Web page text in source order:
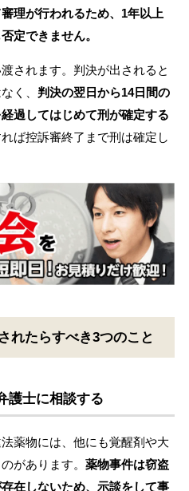
理が行われるため、1年以上
定できません。
されます。判決が出されると
く、 判決の翌日から14日間の
過してはじめて刑が確定する
ば控訴審終了まで刑は確定し
れたらすべき3つのこと
護士に相談する
薬物には、他にも覚醒剤や大
があります。 薬物事件は窃盗
在しないため、示談をして事